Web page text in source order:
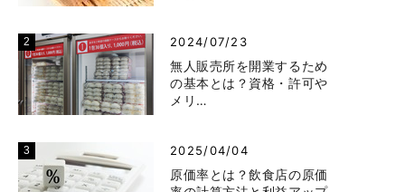
2024/07/23
無人販売所を開業するため
の基本とは？資格・許可や
メリ…
2025/04/04
原価率とは？飲食店の原価